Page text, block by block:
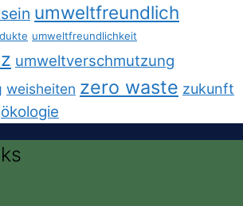
umweltfreundlich
umweltfreundlichkeit
umweltverschmutzung
weisheiten zero waste zukunft
ökologie